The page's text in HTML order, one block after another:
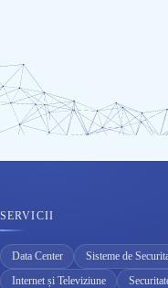
SERVICII
Data Center Sisteme de
Internet și Televiziune